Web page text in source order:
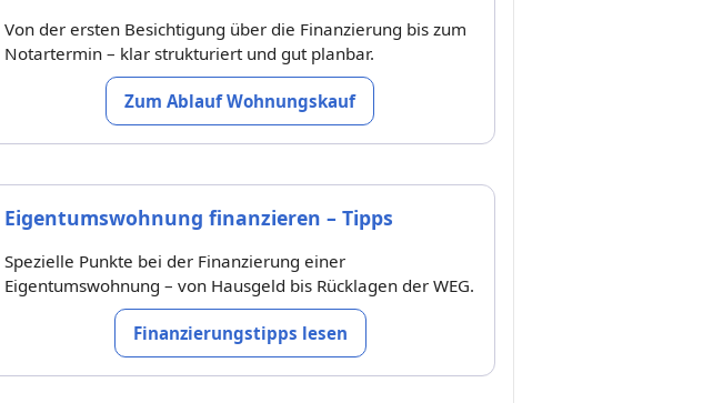
Von der ersten Besichtigung über die Finanzierung bis zum
Notartermin – klar strukturiert und gut planbar.
Zum Ablauf Wohnungskauf
Eigentumswohnung finanzieren – Tipps
Spezielle Punkte bei der Finanzierung einer
Eigentumswohnung – von Hausgeld bis Rücklagen der WEG.
Finanzierungstipps lesen